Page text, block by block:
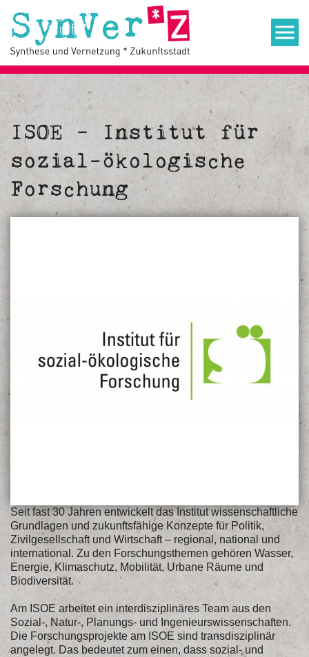
ISOE – Institut für
sozial-ökologische
Forschung
Seit fast 30 Jahren entwickelt das Institut wissenschaftliche
Grundlagen und zukunftsfähige Konzepte für Politik,
Zivilgesellschaft und Wirtschaft – regional, national und
international. Zu den Forschungsthemen gehören Wasser,
Energie, Klimaschutz, Mobilität, Urbane Räume und
Biodiversität.
Am ISOE arbeitet ein interdisziplinäres Team aus den
Sozial-, Natur-, Planungs- und Ingenieurswissenschaften.
Die Forschungsprojekte am ISOE sind transdisziplinär
angelegt. Das bedeutet zum einen, dass sozial- und